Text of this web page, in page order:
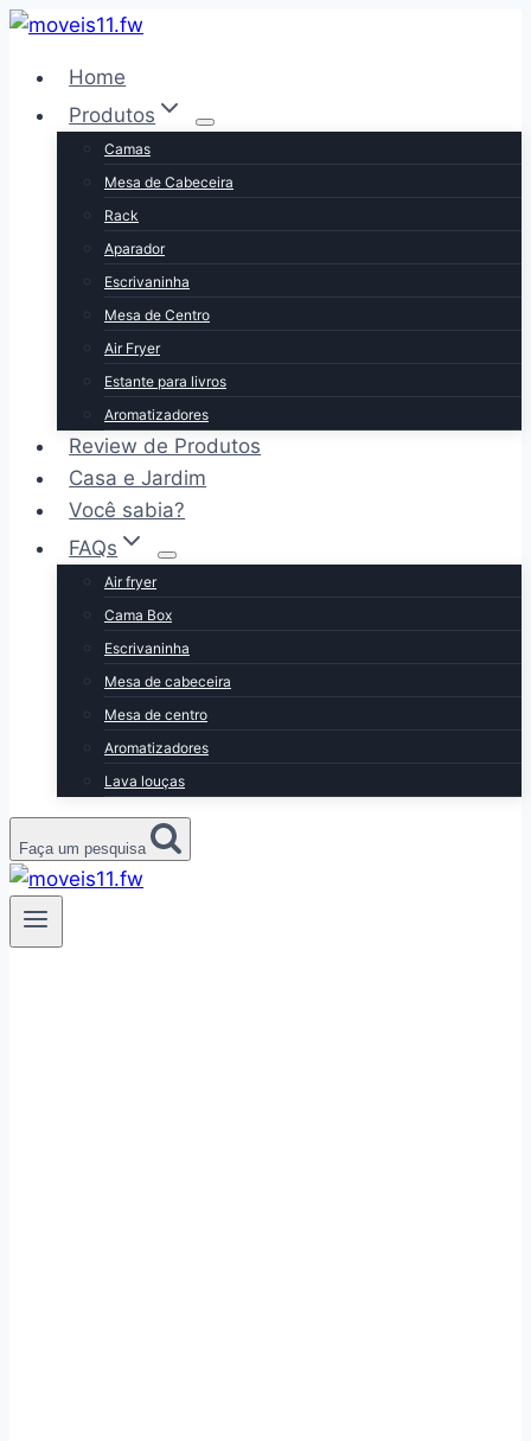
Pular
Conteúdo
Home
Produtos
Camas
Mesa de Cabeceira
Rack
Aparador
Escrivaninha
Mesa de Centro
Air Fryer
Estante para livros
Aromatizadores
Review de Produtos
Casa e Jardim
Você sabia?
FAQs
Air fryer
Cama Box
Escrivaninha
Mesa de cabeceira
Mesa de centro
Aromatizadores
Lava louças
Faça um pesquisa